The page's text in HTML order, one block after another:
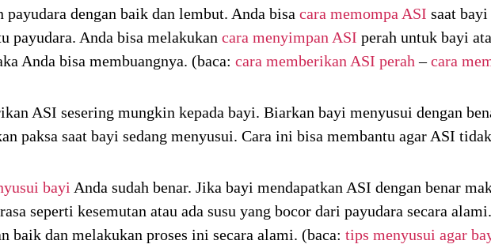
dengan baik dan lembut. Anda bisa cara memompa ASI saat bayi
payudara. Anda bisa melakukan cara menyimpan ASI perah untuk bayi
Anda bisa membuangnya. (baca: cara memberikan ASI perah –cara
ASI sesering mungkin kepada bayi. Biarkan bayi menyusui dengan
paksa saat bayi sedang menyusui. Cara ini bisa membantu agar ASI
bayi Anda sudah benar. Jika bayi mendapatkan ASI dengan benar
seperti kesemutan atau ada susu yang bocor dari payudara secara
baik dan melakukan proses ini secara alami. (baca: tips menyusui agar